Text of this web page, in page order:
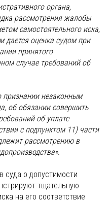
органа,
рассмотрения жалобы
самостоятельного иска,
дается оценка судом при
принятого
случае требований об
незаконным
об обязании совершить
об уплате
с подпунктом 11) части
рассмотрению в
о допустимости
тщательную
на его соответствие